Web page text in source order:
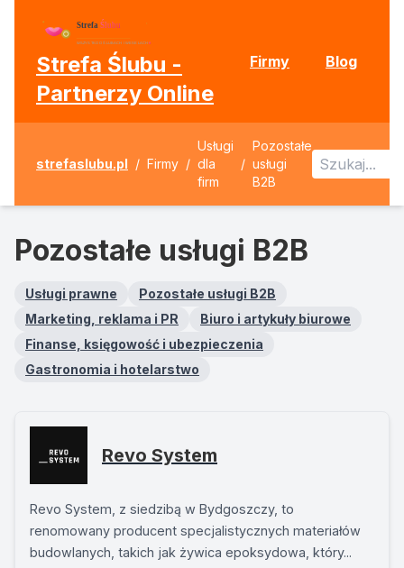
Strefa Ślubu -
Partnerzy Online
Firmy Blog
strefaslubu.pl / Firmy /
Usługi
dla
firm
/
Pozostałe
usługi
B2B
Pozostałe usługi B2B
Usługi prawne
Pozostałe usługi B2B
Marketing, reklama i PR
Biuro i artykuły biurowe
Finanse, księgowość i ubezpieczenia
Gastronomia i hotelarstwo
Revo System
Revo System, z siedzibą w Bydgoszczy, to
renomowany producent specjalistycznych materiałów
budowlanych, takich jak żywica epoksydowa, który...